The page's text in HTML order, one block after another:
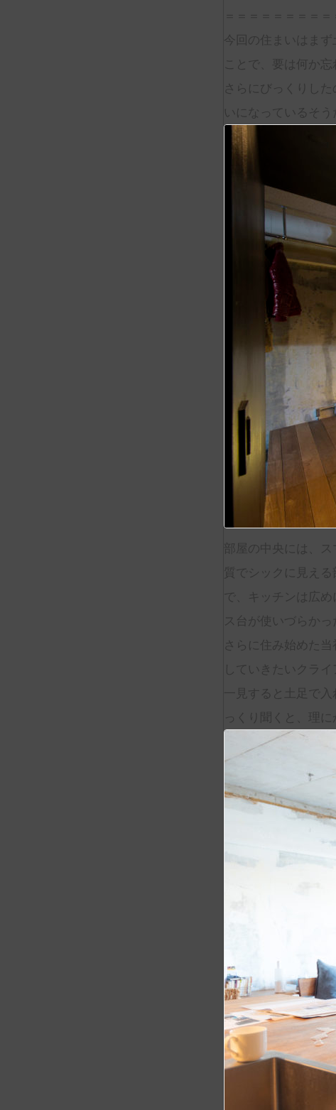
今回の住まいはま
ことで、要は何か
さらにびっくりし
いになっているそ
部屋の中央には、
質でシックに見え
で、キッチンは広
ス台が使いづらか
さらに住み始めた
していきたいクラ
一見すると土足で
っくり聞くと、理